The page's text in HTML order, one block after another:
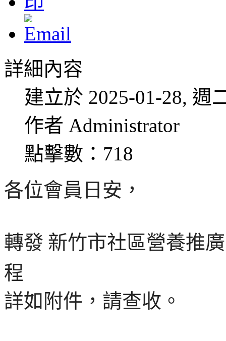
詳細內容
建立於 2025-01-28, 週
作者 Administrator
點擊數：718
各位會員日安，
轉發 新竹市社區營養推
程
詳如附件，請查收。